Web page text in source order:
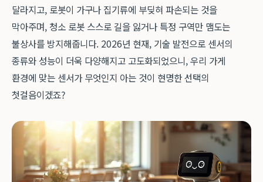
달라지고, 로봇이 가구나 집기류에 부딪혀 파손되는 것을
막아주며, 청소 로봇 스스로 길을 잃거나 특정 구역만 맴도는
불상사를 방지해줍니다. 2026년 현재, 기술 발전으로 센서의
종류와 성능이 더욱 다양해지고 고도화되었으니, 우리 가게
환경에 맞는 센서가 무엇인지 아는 것이 현명한 선택의
첫걸음이겠죠?